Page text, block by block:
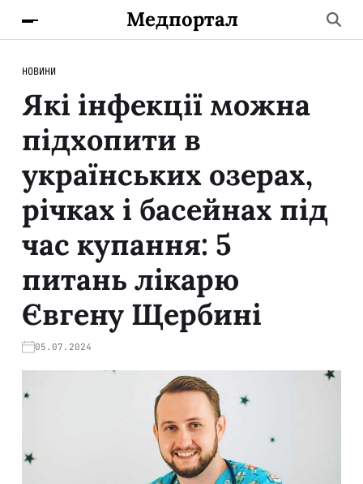
Медпортал
НОВИНИ
Які інфекції можна
підхопити в
українських озерах,
річках і басейнах під
час купання: 5
питань лікарю
Євгену Щербині
05.07.2024